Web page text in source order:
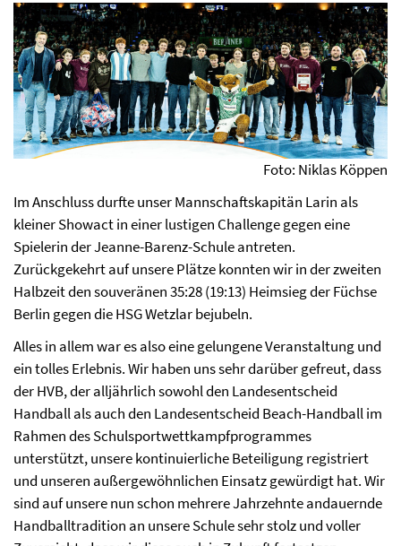
Foto: Niklas Köppen
Im Anschluss durfte unser Mannschaftskapitän Larin als
kleiner Showact in einer lustigen Challenge gegen eine
Spielerin der Jeanne-Barenz-Schule antreten.
Zurückgekehrt auf unsere Plätze konnten wir in der zweiten
Halbzeit den souveränen 35:28 (19:13) Heimsieg der Füchse
Berlin gegen die HSG Wetzlar bejubeln.
Alles in allem war es also eine gelungene Veranstaltung und
ein tolles Erlebnis. Wir haben uns sehr darüber gefreut, dass
der HVB, der alljährlich sowohl den Landesentscheid
Handball als auch den Landesentscheid Beach-Handball im
Rahmen des Schulsportwettkampfprogrammes
unterstützt, unsere kontinuierliche Beteiligung registriert
und unseren außergewöhnlichen Einsatz gewürdigt hat. Wir
sind auf unsere nun schon mehrere Jahrzehnte andauernde
Handballtradition an unsere Schule sehr stolz und voller